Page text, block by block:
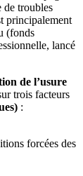
de troubles
principalement
(fonds
lancé
de l’usure
trois facteurs
:
forcées des